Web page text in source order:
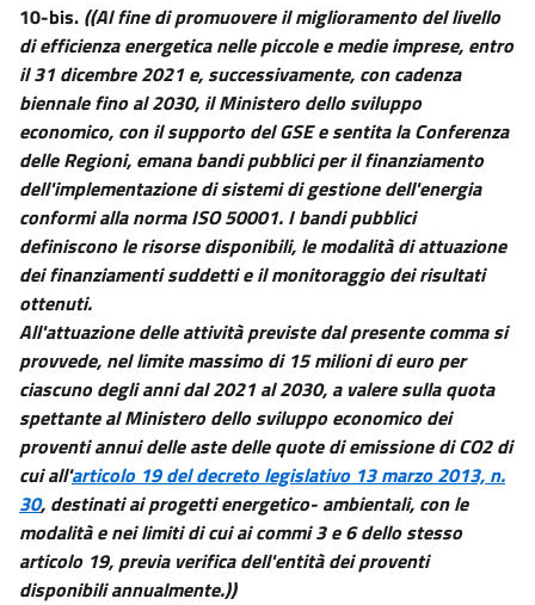
10-bis. ((Al fine di promuovere il miglioramento del livello
di efficienza energetica nelle piccole e medie imprese, entro
il 31 dicembre 2021 e, successivamente, con cadenza
biennale fino al 2030, il Ministero dello sviluppo
economico, con il supporto del GSE e sentita la Conferenza
delle Regioni, emana bandi pubblici per il finanziamento
dell'implementazione di sistemi di gestione dell'energia
conformi alla norma ISO 50001. I bandi pubblici
definiscono le risorse disponibili, le modalità di attuazione
dei finanziamenti suddetti e il monitoraggio dei risultati
ottenuti.
All'attuazione delle attività previste dal presente comma si
provvede, nel limite massimo di 15 milioni di euro per
ciascuno degli anni dal 2021 al 2030, a valere sulla quota
spettante al Ministero dello sviluppo economico dei
proventi annui delle aste delle quote di emissione di CO2 di
cui all'articolo 19 del decreto legislativo 13 marzo 2013, n.
30, destinati ai progetti energetico- ambientali, con le
modalità e nei limiti di cui ai commi 3 e 6 dello stesso
articolo 19, previa verifica dell'entità dei proventi
disponibili annualmente.))